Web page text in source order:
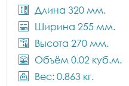
Длина 320 мм.
Ширина 255 мм.
Высота 270 мм.
Объём 0.02 куб.м.
Вес: 0.863 кг.